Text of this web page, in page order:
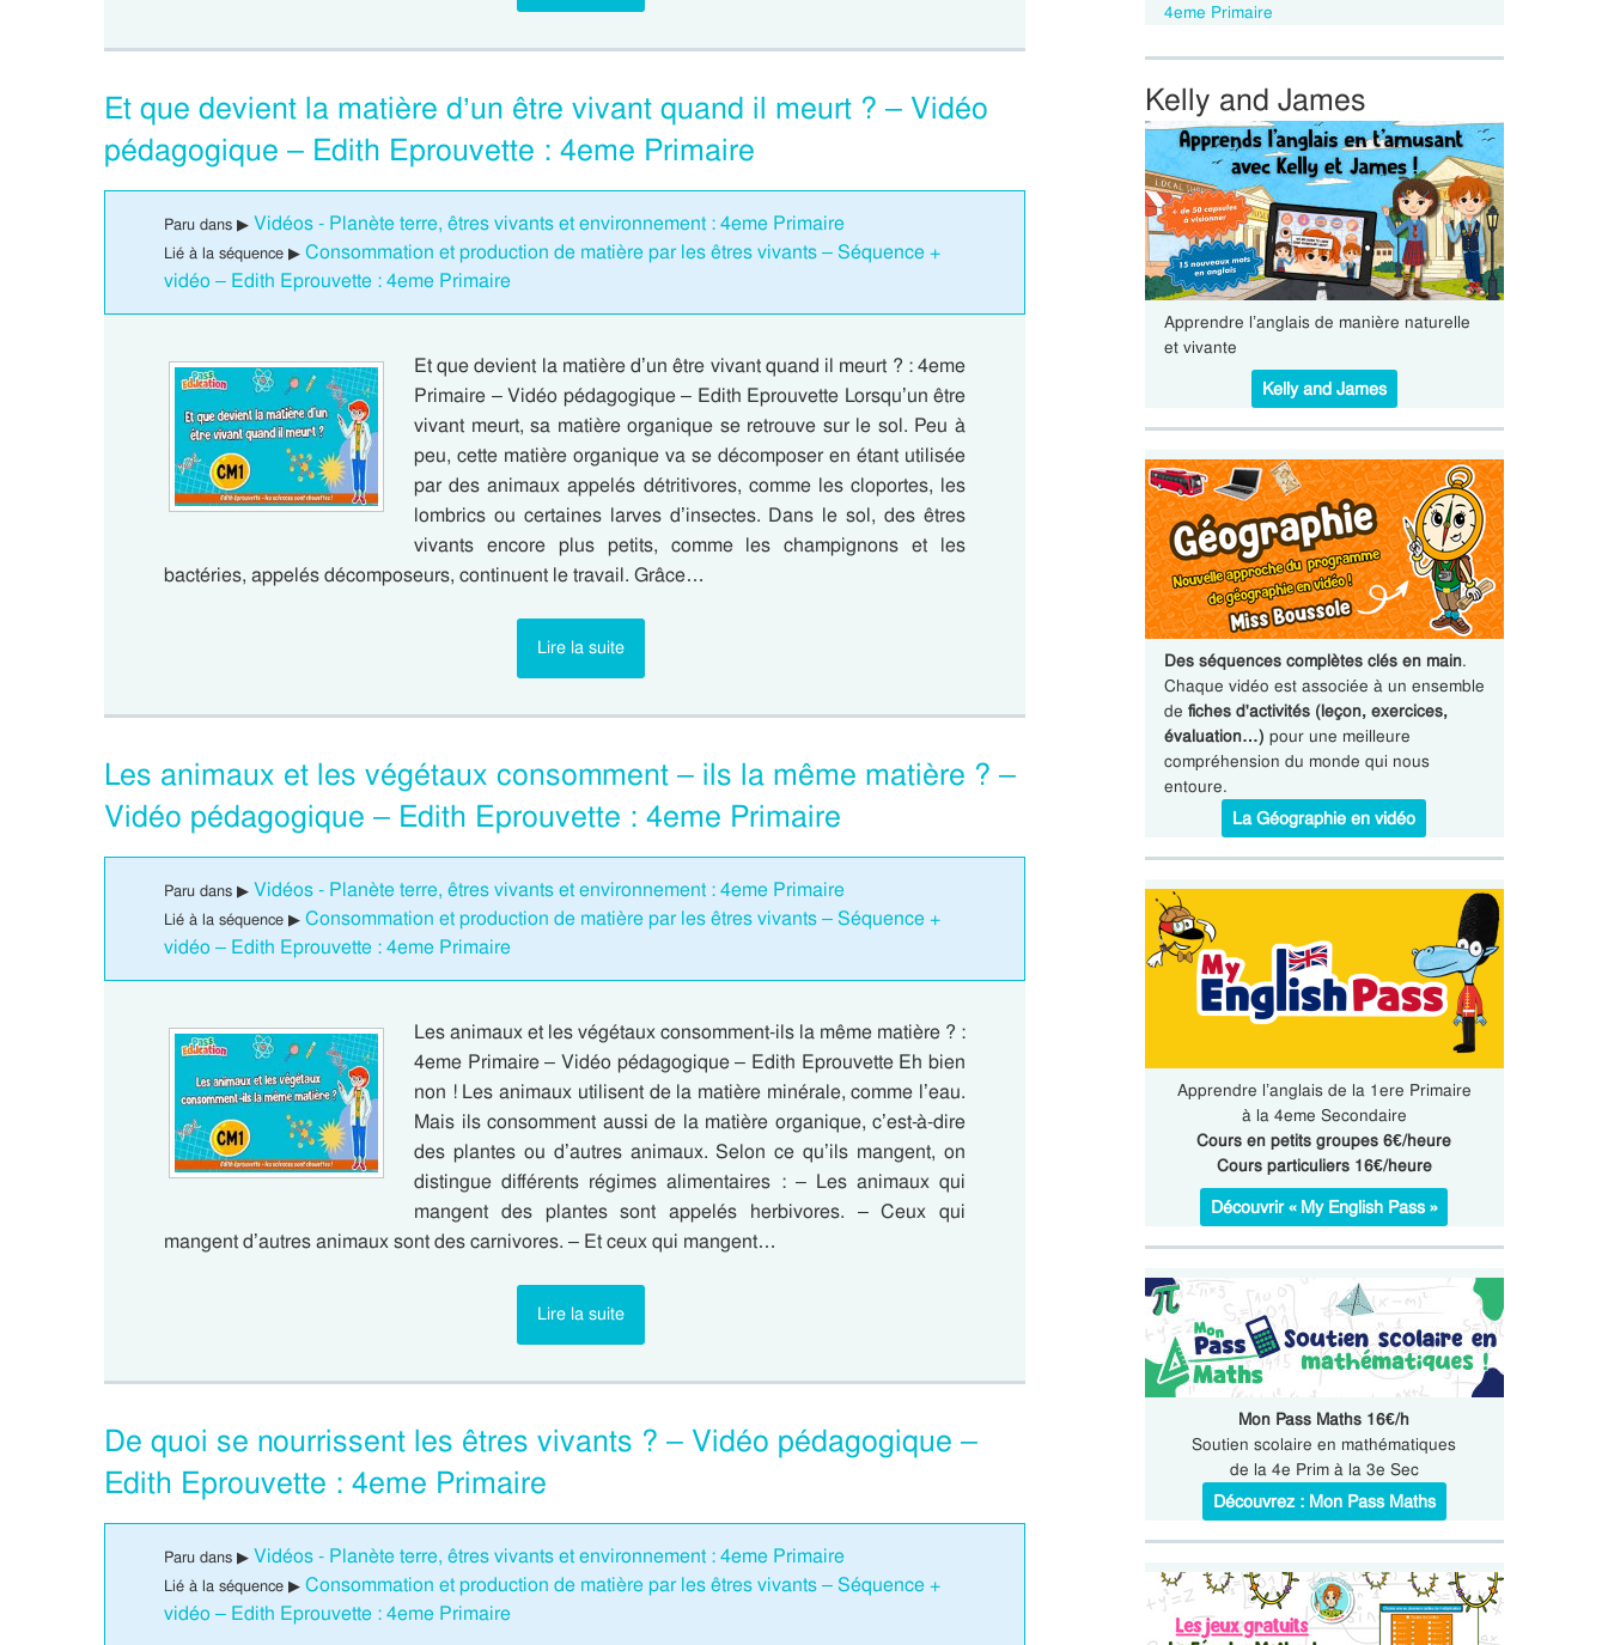
Et que devient la matière d’un être vivant quand il meurt ? – Vidéo
pédagogique – Edith Eprouvette : 4eme Primaire
Paru dans ▶ Vidéos - Planète terre, êtres vivants et environnement : 4eme Primaire
Lié à la séquence ▶ Consommation et production de matière par les êtres vivants – Séquence +
vidéo – Edith Eprouvette : 4eme Primaire
Et que devient la matière d’un être vivant quand il meurt ? : 4eme
Primaire – Vidéo pédagogique – Edith Eprouvette Lorsqu’un être
vivant meurt, sa matière organique se retrouve sur le sol. Peu à
peu, cette matière organique va se décomposer en étant utilisée
par des animaux appelés détritivores, comme les cloportes, les
lombrics ou certaines larves d’insectes. Dans le sol, des êtres
vivants encore plus petits, comme les champignons et les
bactéries, appelés décomposeurs, continuent le travail. Grâce…
Lire la suite
Les animaux et les végétaux consomment – ils la même matière ? –
Vidéo pédagogique – Edith Eprouvette : 4eme Primaire
Paru dans ▶ Vidéos - Planète terre, êtres vivants et environnement : 4eme Primaire
Lié à la séquence ▶ Consommation et production de matière par les êtres vivants – Séquence +
vidéo – Edith Eprouvette : 4eme Primaire
Les animaux et les végétaux consomment-ils la même matière ? :
4eme Primaire – Vidéo pédagogique – Edith Eprouvette Eh bien
non ! Les animaux utilisent de la matière minérale, comme l’eau.
Mais ils consomment aussi de la matière organique, c’est-à-dire
des plantes ou d’autres animaux. Selon ce qu’ils mangent, on
distingue différents régimes alimentaires : – Les animaux qui
mangent des plantes sont appelés herbivores. – Ceux qui
mangent d’autres animaux sont des carnivores. – Et ceux qui mangent…
Lire la suite
De quoi se nourrissent les êtres vivants ? – Vidéo pédagogique –
Edith Eprouvette : 4eme Primaire
Paru dans ▶ Vidéos - Planète terre, êtres vivants et environnement : 4eme Primaire
Lié à la séquence ▶ Consommation et production de matière par les êtres vivants – Séquence +
vidéo – Edith Eprouvette : 4eme Primaire
4eme Primaire
Kelly and James
Apprendre l’anglais de manière naturelle
et vivante
Kelly and James
Des séquences complètes clés en main.
Chaque vidéo est associée à un ensemble
de fiches d'activités (leçon, exercices,
évaluation…) pour une meilleure
compréhension du monde qui nous
entoure.
La Géographie en vidéo
Apprendre l’anglais de la 1ere Primaire
à la 4eme Secondaire
Cours en petits groupes 6€/heure
Cours particuliers 16€/heure
Découvrir « My English Pass »
Mon Pass Maths 16€/h
Soutien scolaire en mathématiques
de la 4e Prim à la 3e Sec
Découvrez : Mon Pass Maths